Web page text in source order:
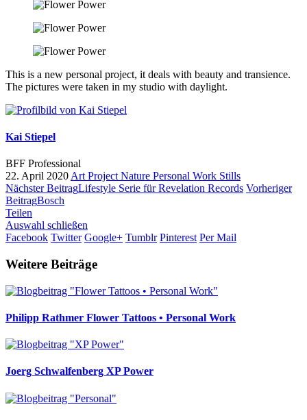
This is a new personal project, it deals with beauty and transience.
The pictures were taken in my studio with daylight.
Kai Stiepel
BFF Professional
22. April 2020 Art Project Nature Personal Work Stills
Nächster BeitragLifestyle Serie für Revelation Records Vorheriger
BeitragBosch
Teilen
Auswahl schließen
Facebook Twitter Google+ Tumblr Pinterest Per Mail
Weitere Beiträge
Philipp Rathmer Flower Tattoos • Personal Work
Joerg Schwalfenberg XP Power